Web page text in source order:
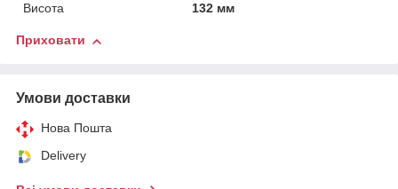
Висота
132 мм
Приховати
Умови доставки
Нова Пошта
Delivery